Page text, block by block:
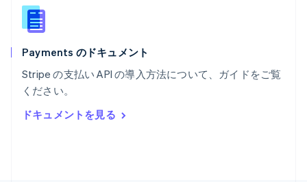
Payments のドキュメント
Stripe の支払い API の導入方法について、ガイドをご覧
ください。
ドキュメントを見る
Español
ラトビア
リトアニア
リヒテンシュタイン
Deutsch
ルーマニア
English